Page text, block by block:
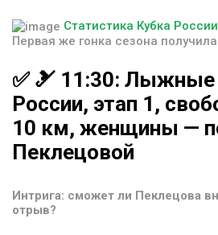
Статистика Кубка
Первая же гонка сезона
✅ 🎿 11:30: Лыжные
России, этап 1,
10 км, женщины —
Пеклецовой
Интрига: сможет ли Пеклецова
отрыв?